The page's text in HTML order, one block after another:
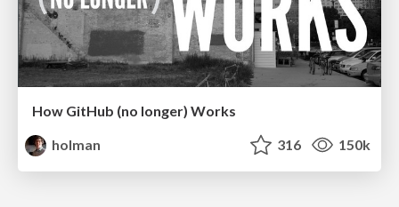
How GitHub (no longer) Works
holman
316 150k